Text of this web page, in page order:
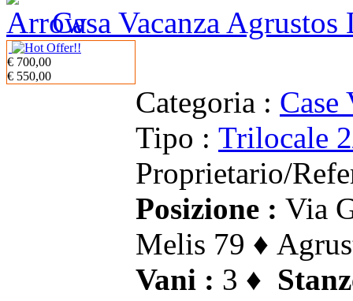
Casa Vacanza
€ 700,00
€ 550,00
Categoria : Case
Tipo : Trilocale
Proprietario/
Posizione : Via
Melis 79 ♦
Vani : 3 ♦